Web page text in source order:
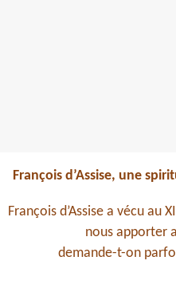
François d’Assise, une
François d’Assise a vécu au
nous apporter
demande-t-on